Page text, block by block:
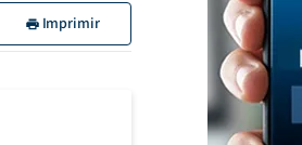
Imprimir